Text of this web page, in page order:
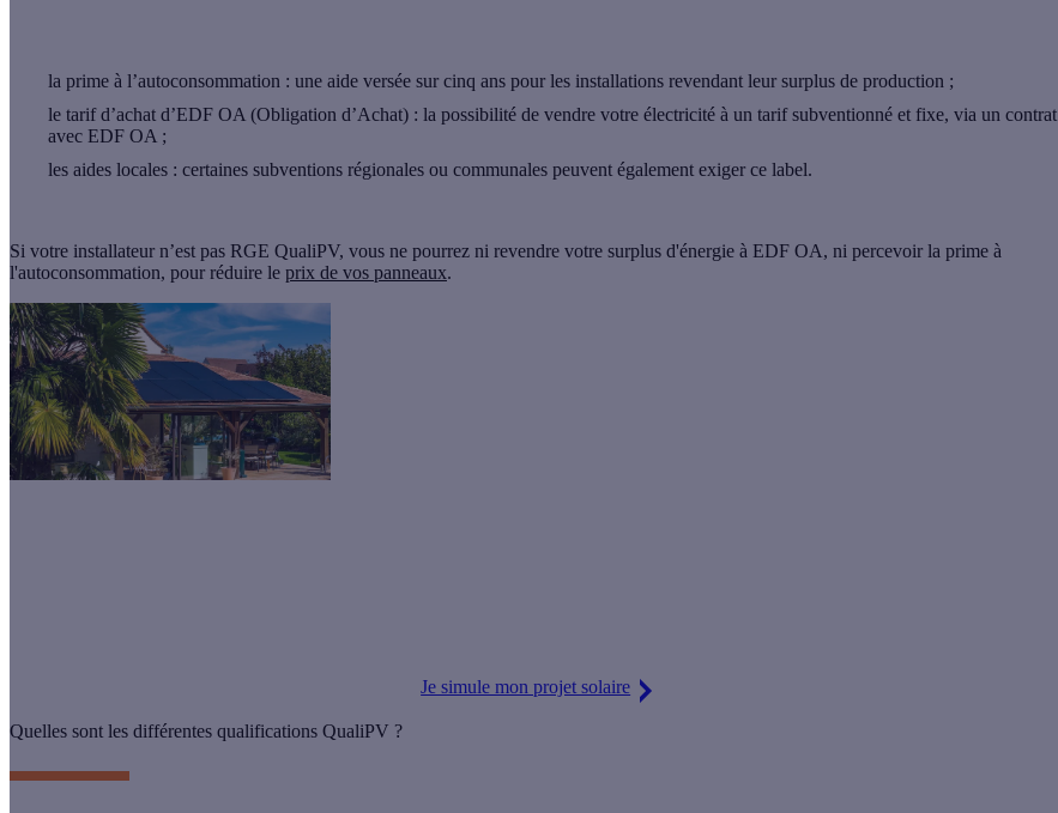
la prime à l’autoconsommation : une aide versée sur cinq ans pour les installations revendant leur surplus de production ;
le tarif d’achat d’EDF OA (Obligation d’Achat) : la possibilité de vendre votre électricité à un tarif subventionné et fixe, via un contrat
avec EDF OA ;
les aides locales : certaines subventions régionales ou communales peuvent également exiger ce label.
Si votre installateur n’est pas RGE QualiPV, vous ne pourrez ni revendre votre surplus d'énergie à EDF OA, ni percevoir la prime à
l'autoconsommation, pour réduire le prix de vos panneaux.
Je simule mon projet solaire
Quelles sont les différentes qualifications QualiPV ?